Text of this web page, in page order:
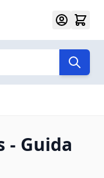
- Guida